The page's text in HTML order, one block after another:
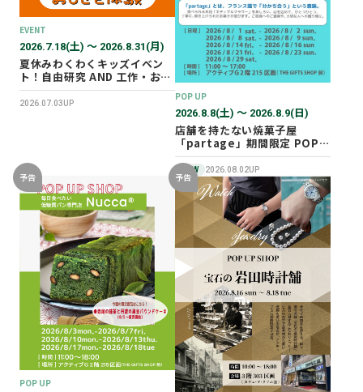
EVENT
2026.7.18(土) 〜 2026.8.31(月)
夏休みわくわくキッズイベン
ト！自由研究 AND 工作・おし
ごと体験！
2026.07.03UP
POP UP
2026.8.8(土) 〜 2026.8.9(日)
店舗を持たない焼菓子屋
「partage」期間限定 POP
UP SHOP オープン！
NEW 2026.08.02UP
予告
POP UP
予告